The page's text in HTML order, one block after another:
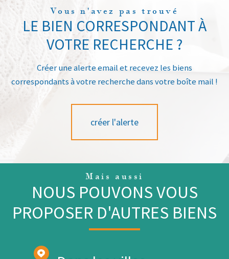
Vous n'avez pas trouvé
LE BIEN CORRESPONDANT À
VOTRE RECHERCHE ?
Créer une alerte email et recevez les biens
correspondants à votre recherche dans votre boîte mail !
créer l'alerte
Mais aussi
NOUS POUVONS VOUS
PROPOSER D'AUTRES BIENS